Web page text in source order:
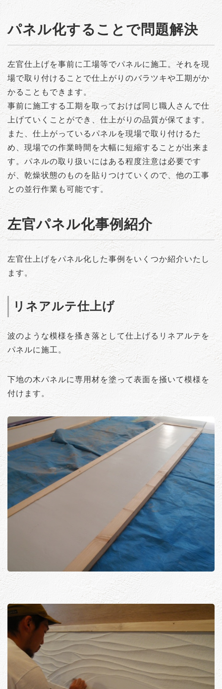
パネル化することで問題解決
左官仕上げを事前に工場等でパネルに施工。それを現
場で取り付けることで仕上がりのバラツキや工期がか
かることもできます。
事前に施工する工期を取っておけば同じ職人さんで仕
上げていくことができ、仕上がりの品質が保てます。
また、仕上がっているパネルを現場で取り付けるた
め、現場での作業時間を大幅に短縮することが出来ま
す。パネルの取り扱いにはある程度注意は必要です
が、乾燥状態のものを貼りつけていくので、他の工事
との並行作業も可能です。
左官パネル化事例紹介
左官仕上げをパネル化した事例をいくつか紹介いたし
ます。
リネアルテ仕上げ
波のような模様を搔き落として仕上げるリネアルテを
パネルに施工。
下地の木パネルに専用材を塗って表面を掻いて模様を
付けます。